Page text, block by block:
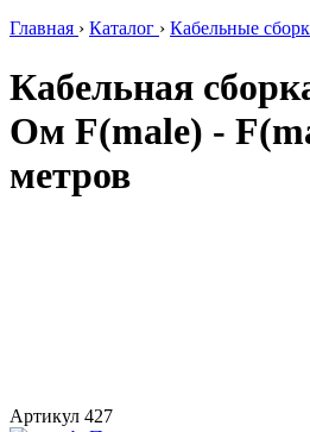
Главная › Каталог › Кабельные
Кабельная
Ом F(male) -
метров
Артикул 427